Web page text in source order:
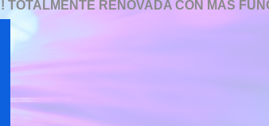
TOTALMENTE RENOVADA CON MAS